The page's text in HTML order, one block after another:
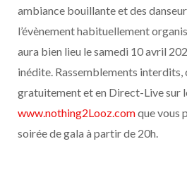
ambiance bouillante et des
l’évènement habituellement
aura bien lieu le samedi 10 avril
inédite. Rassemblements interdits,
gratuitement et en Direct-Live sur
www.nothing2Looz.comque vous
soirée de gala à partir de 20h.